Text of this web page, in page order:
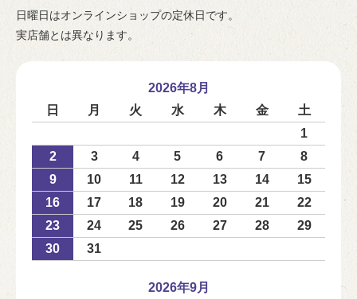
日曜日はオンラインショップの定休日です。
実店舗とは異なります。
2026年8月
日
月 火 水 木 金
土
1
2
3 4 5 6 7
8
9
10 11 12 13 14
15
16
17 18 19 20 21
22
23
24 25 26 27 28
29
30
31
2026年9月